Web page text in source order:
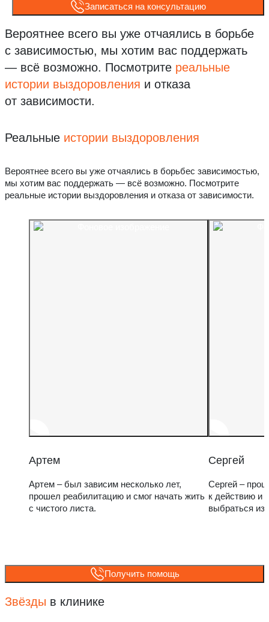
Записаться на консультацию
Вероятнее всего вы уже отчаялись в борьбе
с зависимостью, мы хотим вас поддержать
— всё возможно. Посмотрите реальные
истории выздоровления и отказа
от зависимости.
Реальные истории выздоровления
Вероятнее всего вы уже отчаялись в борьбес зависимостью,
мы хотим вас поддержать — всё возможно. Посмотрите
реальные истории выздоровления и отказа от зависимости.
Артем
Артем – был зависим несколько лет,
прошел реабилитацию и смог начать жить
с чистого листа.
Сергей
Сергей –
к действию и
выбраться из
Получить помощь
Звёзды в клинике